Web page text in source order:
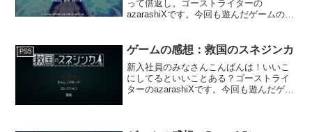
って倍返し。ゴーストライターの
azarashiXです。今回も遊んだゲームのご
どことなく90年代後半テイストのする縦
PS5 ゲームの感想：救国のスネジンカ
新入社員のみなさんこんばんは！いいこ
にしてるといいことある？ゴーストライ
ターのazarashiXです。今回も遊んだゲー